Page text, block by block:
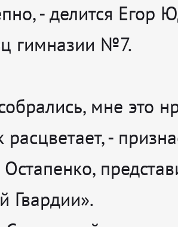
, - делится Егор
гимназии №7.
мне это
расцветает, -
Гвардии».